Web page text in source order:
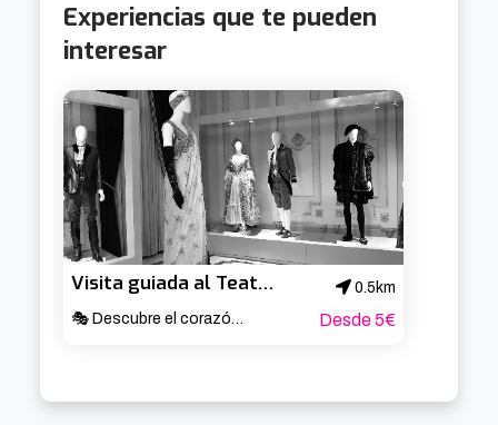
Experiencias que te pueden
interesar
Visita guiada al Teatro Arriaga
0.5km
🎭 Descubre el corazón cultural de Bilbao ✨
Desde 5€